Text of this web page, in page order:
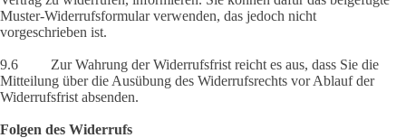
Muster-Widerrufsformular verwenden, das jedoch nicht
vorgeschrieben ist.
9.6 Zur Wahrung der Widerrufsfrist reicht es aus, dass Sie die
Mitteilung über die Ausübung des Widerrufsrechts vor Ablauf der
Widerrufsfrist absenden.
Folgen des Widerrufs